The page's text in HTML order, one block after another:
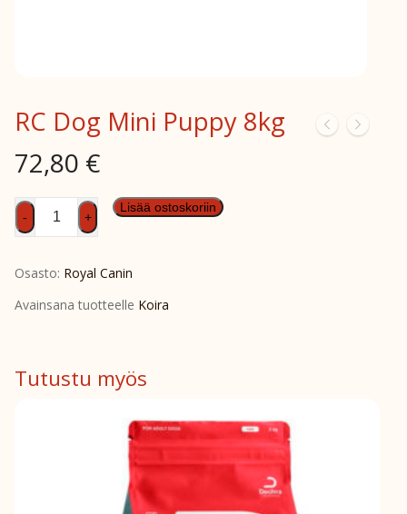
RC Dog Mini Puppy 8kg
72,80 €
RC
Dog
Puppy
8kg
- +
Lisää ostoskoriin
Osasto: Royal Canin
Avainsana tuotteelle Koira
Tutustu myös